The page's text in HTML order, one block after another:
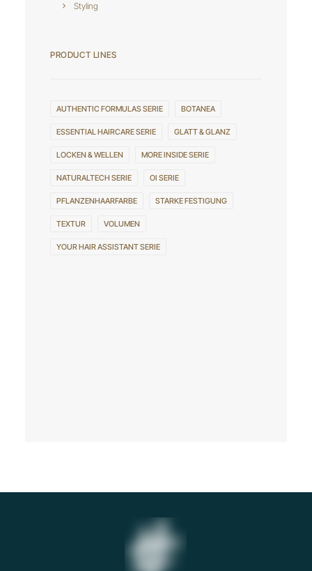
Styling
PRODUCT LINES
AUTHENTIC FORMULAS SERIE BOTANEA
ESSENTIAL HAIRCARE SERIE GLATT & GLANZ
LOCKEN & WELLEN MORE INSIDE SERIE
NATURALTECH SERIE OI SERIE
PFLANZENHAARFARBE STARKE FESTIGUNG
TEXTUR VOLUMEN
YOUR HAIR ASSISTANT SERIE